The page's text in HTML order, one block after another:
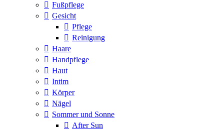
Fußpflege
Gesicht
Pflege
Reinigung
Haare
Handpflege
Haut
Intim
Körper
Nägel
Sommer und Sonne
After Sun